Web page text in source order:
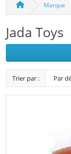
Marque
Jada Toys
Trier par :